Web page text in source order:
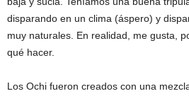
disparando en un clima (áspero) y
muy naturales. En realidad, me gusta,
qué hacer.
Los Ochi fueron creados con una